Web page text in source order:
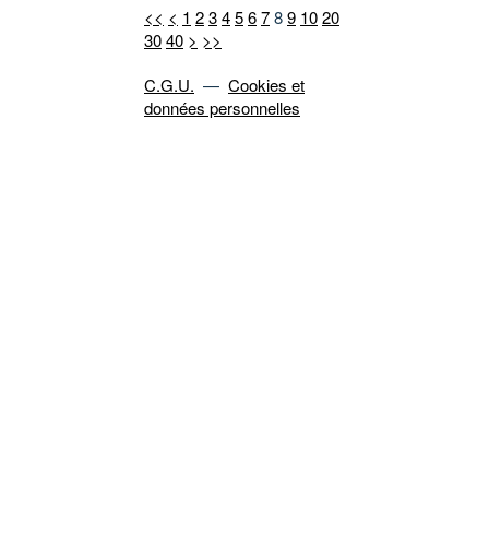
<< < 1 23456789 1020
3040 > >>
C.G.U. — Cookies et
données personnelles